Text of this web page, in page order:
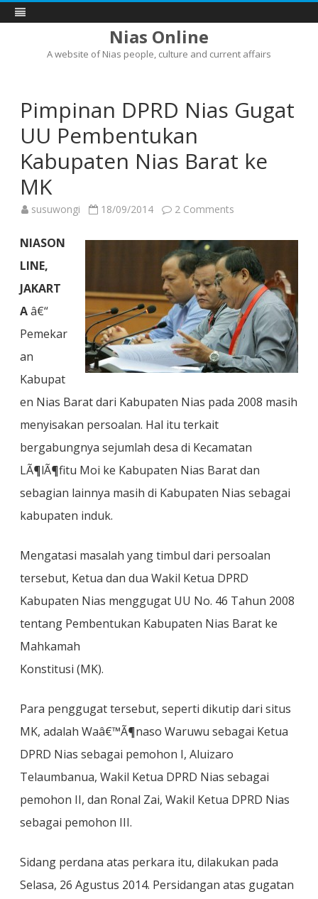
Nias Online
A website of Nias people, culture and current affairs
Pimpinan DPRD Nias Gugat
UU Pembentukan
Kabupaten Nias Barat ke
MK
susuwongi 18/09/2014 2 Comments
Nias
Gugat
UU
Pembentukan
Kabupaten
Nias
Barat
ke
MK
NIASON
LINE,
JAKART
Aâ€“
Pemekar
an
Kabupat
en Nias Barat dari Kabupaten Nias pada 2008 masih
menyisakan persoalan. Hal itu terkait
bergabungnya sejumlah desa di Kecamatan
LÃ¶lÃ¶fitu Moi ke Kabupaten Nias Barat dan
sebagian lainnya masih di Kabupaten Nias sebagai
kabupaten induk.
Mengatasi masalah yang timbul dari persoalan
tersebut, Ketua dan dua Wakil Ketua DPRD
Kabupaten Nias menggugat UU No. 46 Tahun 2008
tentang Pembentukan Kabupaten Nias Barat ke
Mahkamah
Konstitusi (MK).
Para penggugat tersebut, seperti dikutip dari situs
MK, adalah Waâ€™Ã¶naso Waruwu sebagai Ketua
DPRD Nias sebagai pemohon I, Aluizaro
Telaumbanua, Wakil Ketua DPRD Nias sebagai
pemohon II, dan Ronal Zai, Wakil Ketua DPRD Nias
sebagai pemohon III.
Sidang perdana atas perkara itu, dilakukan pada
Selasa, 26 Agustus 2014. Persidangan atas gugatan